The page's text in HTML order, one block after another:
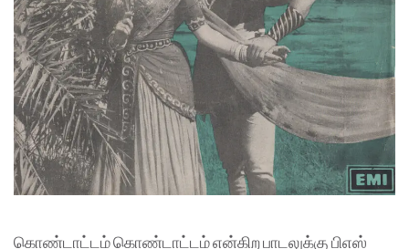
கொண்டாட்டம் கொண்டாட்டம் என்கிற பாடலுக்கு பிஎஸ்